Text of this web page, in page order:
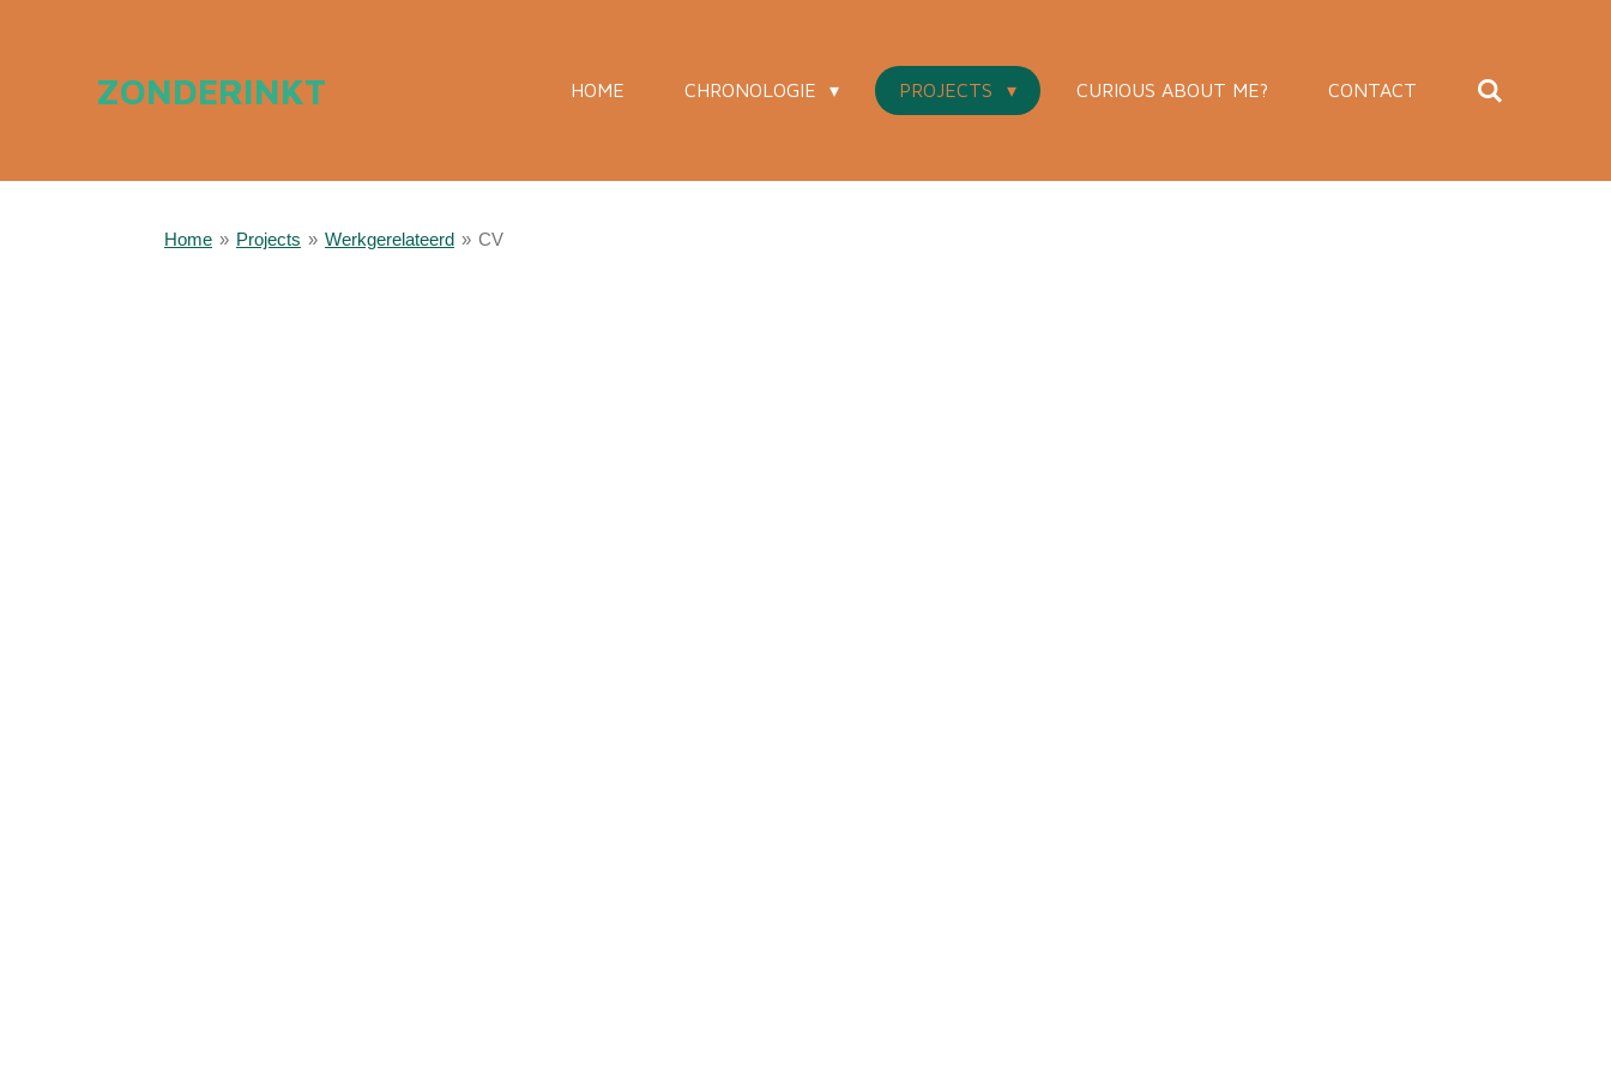
ZONDERINKT HOME CHRONOLOGIE PROJECTS CURIOUS ABOUT ME? CONTACT
Home » Projects » Werkgerelateerd » CV